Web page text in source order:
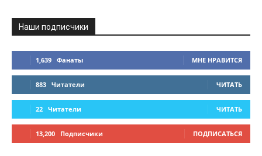
Наши подписчики
1,639 Фанаты МНЕ НРАВИТСЯ
883 Читатели ЧИТАТЬ
22 Читатели ЧИТАТЬ
13,200 Подписчики ПОДПИСАТЬСЯ